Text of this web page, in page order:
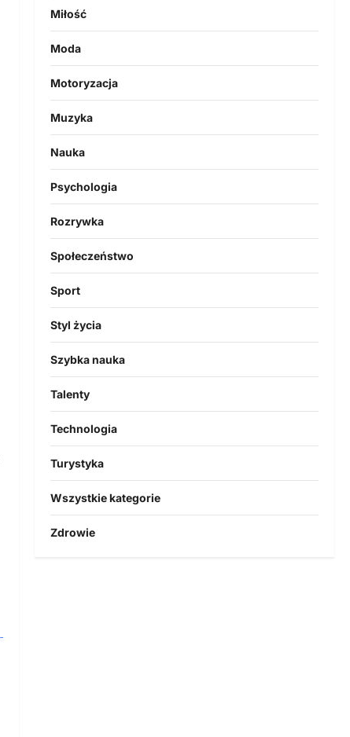
Miłość
Moda
Motoryzacja
Muzyka
Nauka
Psychologia
Rozrywka
Społeczeństwo
Sport
Styl życia
Szybka nauka
Talenty
Technologia
Turystyka
Wszystkie kategorie
Zdrowie